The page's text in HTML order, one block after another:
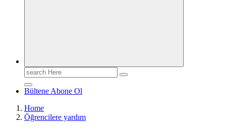
Search
for:
Bültene Abone Ol
Home
Öğrencilere yardım